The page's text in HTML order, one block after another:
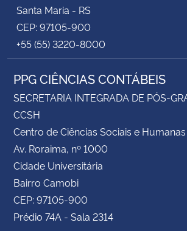
Santa Maria - RS
CEP: 97105-900
+55 (55) 3220-8000
PPG CIÊNCIAS CONTÁBEIS
SECRETARIA INTEGRADA DE PÓS-
CCSH
Centro de Ciências Sociais e Humanas
Av. Roraima, nº 1000
Cidade Universitária
Bairro Camobi
CEP: 97105-900
Prédio 74A - Sala 2314